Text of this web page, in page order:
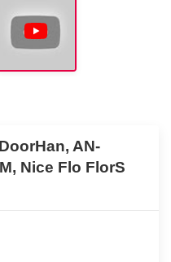
AN-
Nice Flo FlorS